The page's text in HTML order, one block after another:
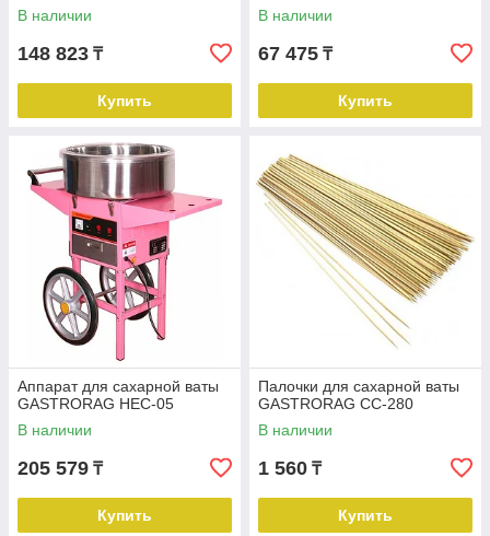
В наличии
148 823 ₸
Купить
В наличии
67 475 ₸
Купить
Аппарат для сахарной ваты
GASTRORAG HEC-05
В наличии
205 579 ₸
Купить
Палочки для сахарной ваты
GASTRORAG CC-280
В наличии
1 560 ₸
Купить